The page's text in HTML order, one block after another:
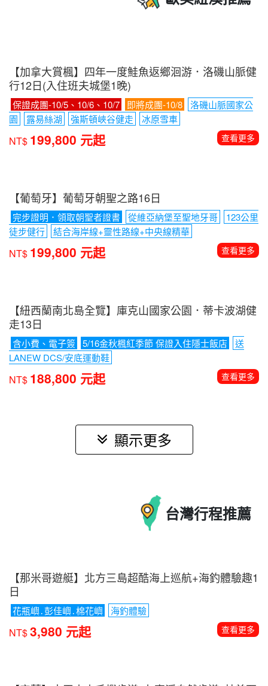
【加拿大賞楓】四年一度鮭魚返鄉洄游．洛磯山脈健
行12日(入住班夫城堡1晚)
保證成團-10/5、10/6、10/7 即將成團-10/8
洛磯山脈國家公
園
露易絲湖 強斯頓峽谷健走 冰原雪車
NT$ 199,800 元起 查看更多
【葡萄牙】葡萄牙朝聖之路16日
完步證明．領取朝聖者證書 從維亞納堡至聖地牙哥
123公里
徒步健行
結合海岸線+靈性路線+中央線精華
NT$ 199,800 元起 查看更多
【紐西蘭南北島全覽】庫克山國家公園．蒂卡波湖健
走13日
含小費、電子簽 5/16金秋楓紅季節 保證入住隱士飯店
送
LANEW DCS/安底運動鞋
NT$ 188,800 元起 查看更多
顯示更多
台灣行程推薦
【那米哥遊艇】北方三島超酷海上巡航+海釣體驗趣1
日
花瓶嶼․彭佳嶼․棉花嶼 海釣體驗
NT$3,980 元起 查看更多